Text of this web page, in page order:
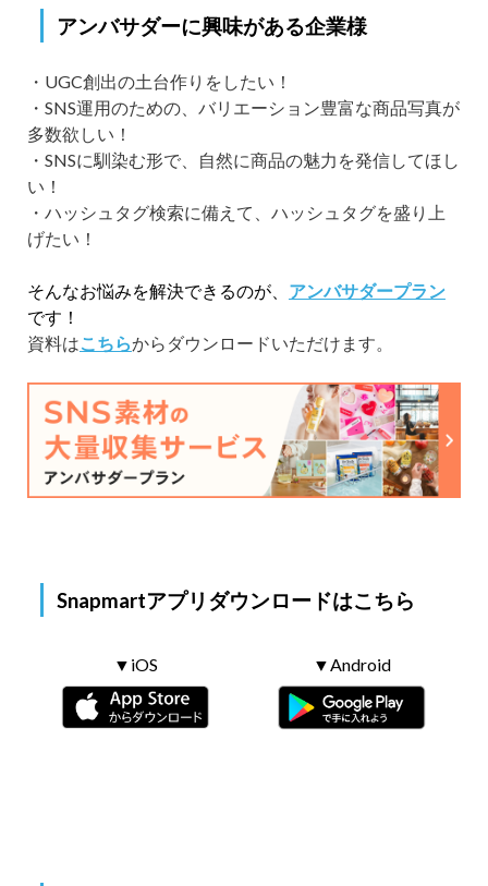
アンバサダーに興味がある企業様
・UGC創出の土台作りをしたい！
・SNS運用のための、バリエーション豊富な商品写真が
多数欲しい！
・SNSに馴染む形で、自然に商品の魅力を発信してほし
い！
・ハッシュタグ検索に備えて、ハッシュタグを盛り上
げたい！
そんなお悩みを解決できるのが、 アンバサダープラン
です！
資料はこちらからダウンロードいただけます。
Snapmartアプリダウンロードはこちら
▼iOS ▼Android